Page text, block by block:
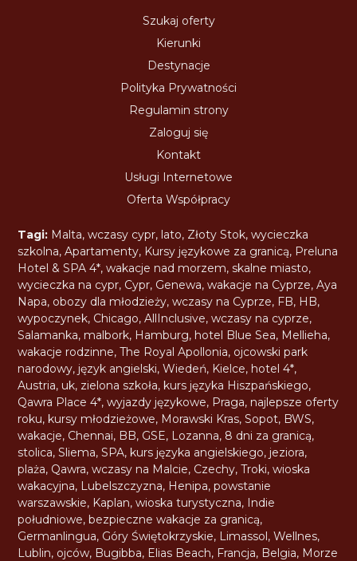
Szukaj oferty
Kierunki
Destynacje
Polityka Prywatności
Regulamin strony
Zaloguj się
Kontakt
Usługi Internetowe
Oferta Współpracy
Tagi: Malta,wczasy cypr, lato, Złoty Stok,wycieczka
szkolna,Apartamenty, Kursy językowe za granicą, Preluna
Hotel & SPA 4*,wakacje nad morzem,skalne miasto,
wycieczka na cypr, Cypr, Genewa,wakacje na Cyprze,Aya
Napa, obozy dla młodzieży,wczasy na Cyprze, FB, HB,
wypoczynek, Chicago,AllInclusive,wczasy na cyprze,
Salamanka, malbork, Hamburg, hotel Blue Sea, Mellieha,
wakacje rodzinne,The Royal Apollonia, ojcowski park
narodowy, język angielski,Wiedeń, Kielce, hotel 4*,
Austria, uk, zielona szkoła, kurs języka Hiszpańskiego,
Qawra Place 4*,wyjazdy językowe, Praga, najlepsze oferty
roku, kursy młodzieżowe, Morawski Kras,Sopot, BWS,
wakacje, Chennai, BB, GSE, Lozanna, 8 dni za granicą,
stolica,Sliema,SPA, kurs języka angielskiego, jeziora,
plaża, Qawra,wczasy na Malcie, Czechy,Troki,wioska
wakacyjna, Lubelszczyzna, Henipa,powstanie
warszawskie, Kaplan,wioska turystyczna, Indie
południowe,bezpieczne wakacje za granicą,
Germanlingua, Góry Świętokrzyskie, Limassol,Wellnes,
Lublin, ojców, Bugibba, Elias Beach, Francja, Belgia, Morze